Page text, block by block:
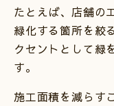
たとえば、店舗の
緑化する箇所を絞
クセントとして緑
す。
施工面積を減らす